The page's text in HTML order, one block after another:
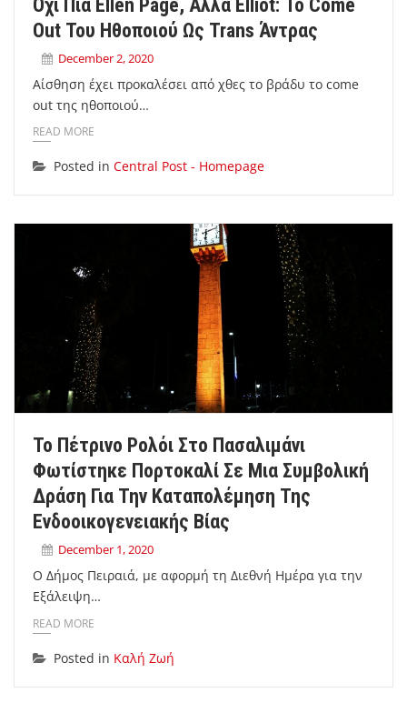
Όχι Πια Ellen Page, Αλλά Elliot: Το Come
Out Του Ηθοποιού Ως Trans Άντρας
December 2, 2020
Αίσθηση έχει προκαλέσει από χθες το βράδυ το come
out της ηθοποιού…
READ MORE
Posted in Central Post - Homepage
Το Πέτρινο Ρολόι Στο Πασαλιμάνι
Φωτίστηκε Πορτοκαλί Σε Μια Συμβολική
Δράση Για Την Καταπολέμηση Της
Ενδοοικογενειακής Βίας
December 1, 2020
O Δήμος Πειραιά, με αφορμή τη Διεθνή Ημέρα για την
Εξάλειψη…
READ MORE
Posted in Καλή Ζωή